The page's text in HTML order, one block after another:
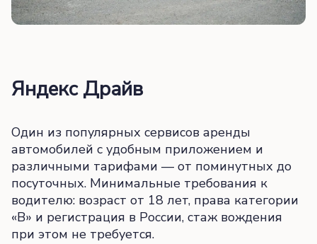
Яндекс Драйв
Один из популярных сервисов аренды
автомобилей с удобным приложением и
различными тарифами — от поминутных до
посуточных. Минимальные требования к
водителю: возраст от 18 лет, права категории
«B» и регистрация в России, стаж вождения
при этом не требуется.